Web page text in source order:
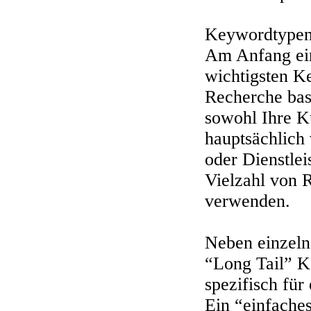
Am Anfang
wichtigsten
Recherche
sowohl Ihre
oder
Vielzahl von
verwenden.
Neben
“Long Tail”
spezifisch für
Ein